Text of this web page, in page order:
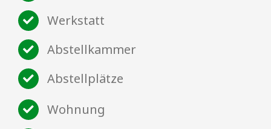
Werkstatt
Abstellkammer
Abstellplätze
Wohnung